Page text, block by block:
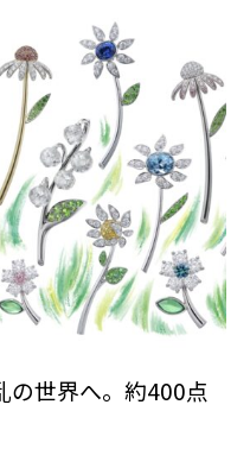
の世界へ。約400点